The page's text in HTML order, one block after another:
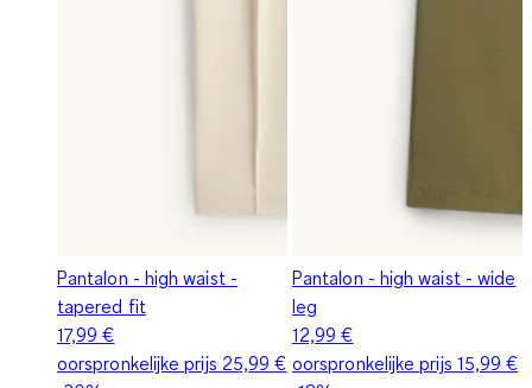
Pantalon - high waist -
tapered fit
17,99 €
oorspronkelijke prijs 25,99 €
Pantalon - high waist - wide
leg
12,99 €
oorspronkelijke prijs 15,99 €